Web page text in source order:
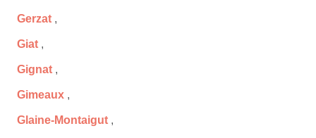
Gerzat ,
Giat ,
Gignat ,
Gimeaux ,
Glaine-Montaigut ,